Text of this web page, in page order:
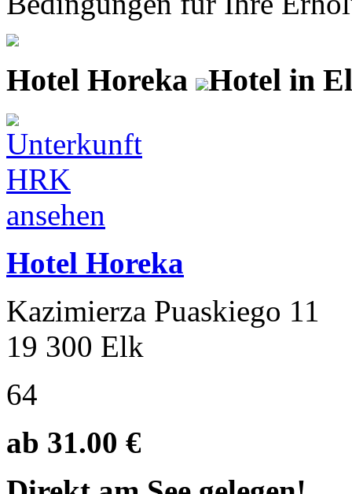
Hotel Horeka Hotel in
Hotel Horeka
Kazimierza Puaskiego 11
19 300 Elk
64
ab 31.00 €